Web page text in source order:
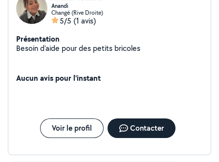
Anandi
Changé (Rive Droite)
5/5 (1 avis)
Présentation
Besoin d'aide pour des petits bricoles
Aucun avis pour l'instant
Voir le profil Contacter